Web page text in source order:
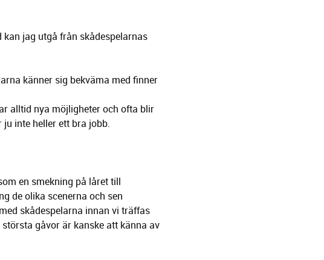
jag utgå från skådespelarnas
känner sig bekväma med finner
alltid nya möjligheter och ofta blir
inte heller ett bra jobb.
en smekning på låret till
de olika scenerna och sen
skådespelarna innan vi träffas
gåvor är kanske att känna av